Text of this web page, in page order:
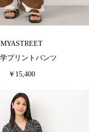
MYASTREET
プリントパンツ
￥15,400